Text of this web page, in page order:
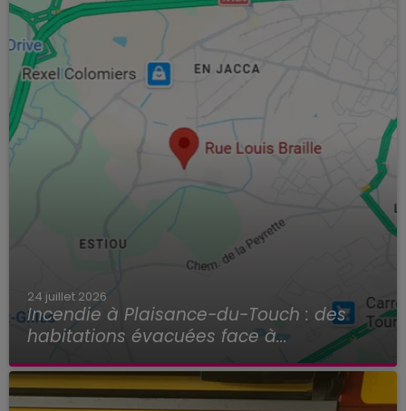
24 juillet 2026
Incendie à Plaisance-du-Touch : des
habitations évacuées face à...